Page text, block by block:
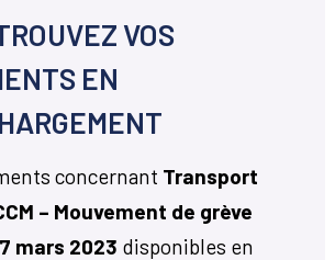
VOS
EN
concernant Transport
– Mouvement de grève
mars 2023 disponibles en